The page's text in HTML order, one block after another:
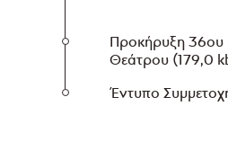
Προκήρυξη 36ου
Θεάτρου (179,0
Έντυπο